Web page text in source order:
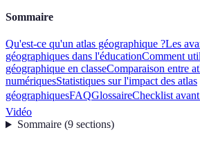
Sommaire
Qu'est-ce qu'un atlas géographique ?Les
géographiques dans l'éducationComment
géographique en classeComparaison entre
numériquesStatistiques sur l'impact des atlas
géographiquesFAQGlossaireChecklist
Vidéo
Sommaire(9 sections)